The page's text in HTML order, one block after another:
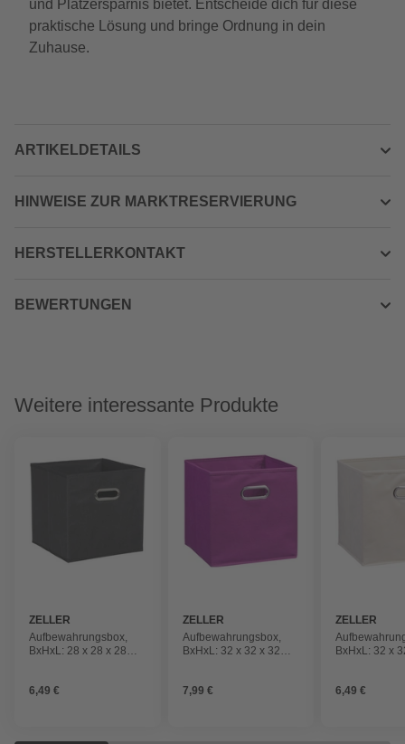
und Platzersparnis bietet. Entscheide dich für diese
praktische Lösung und bringe Ordnung in dein
Zuhause.
ARTIKELDETAILS
HINWEISE ZUR MARKTRESERVIERUNG
HERSTELLERKONTAKT
BEWERTUNGEN
Weitere interessante Produkte
ZELLER
Aufbewahrungsbox,
BxHxL: 28 x 28 x 28
6,49 €
ZELLER
Aufbewahrungsbox,
BxHxL: 32 x 32 x 32
7,99 €
ZELLER
BxHxL: 32 x
6,49 €